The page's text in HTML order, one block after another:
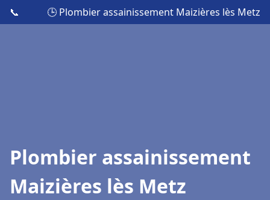
📞 🕒 Plombier assainissement Maizières lès Metz
Plombier assainissement
Maizières lès Metz